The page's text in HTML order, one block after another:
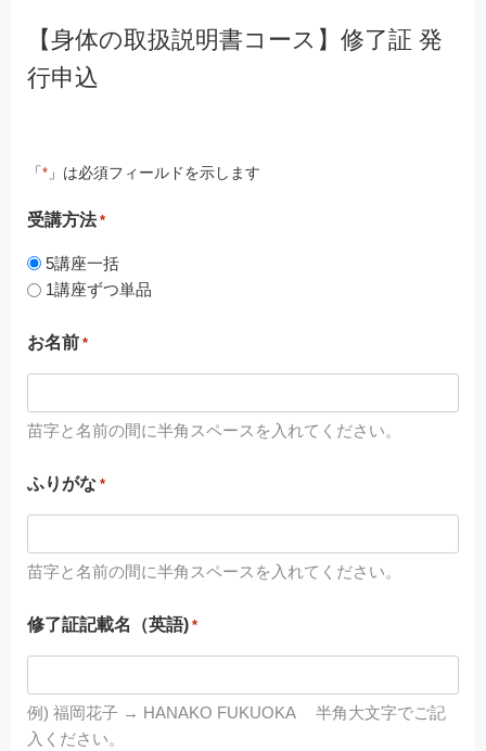
【身体の取扱説明書コース】修了証 発
行申込
「* 」は必須フィールドを示します
受講方法 *
5講座一括
1講座ずつ単品
お名前 *
苗字と名前の間に半角スペースを入れてください。
ふりがな *
苗字と名前の間に半角スペースを入れてください。
修了証記載名（英語) *
例) 福岡花子 → HANAKO FUKUOKA 半角大文字でご記
入ください。